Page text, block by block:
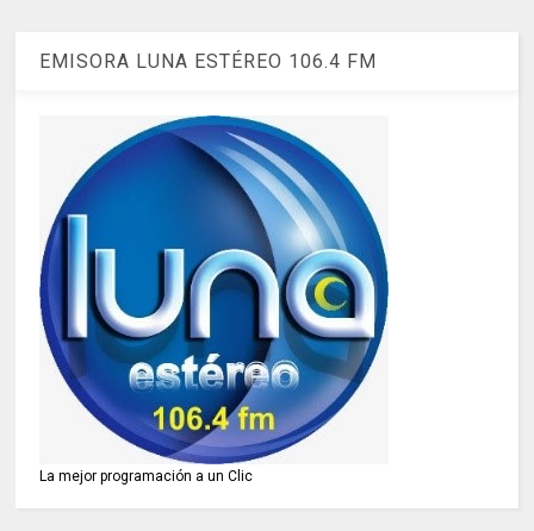
EMISORA LUNA ESTÉREO 106.4 FM
La mejor programación a un Clic